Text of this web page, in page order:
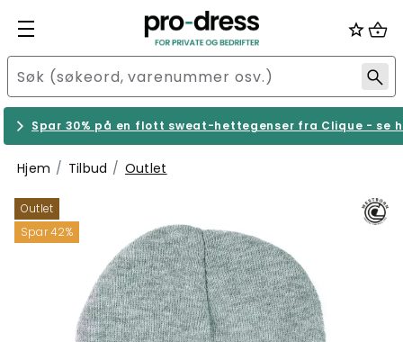
Spar 30% på en flott sweat-hettegenser fra Clique - se
Hjem Tilbud Outlet
Outlet
Spar 42%